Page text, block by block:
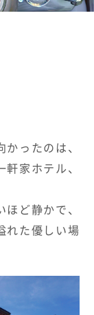
かったのは、
家ホテル、
ど静かで、
れた優しい場